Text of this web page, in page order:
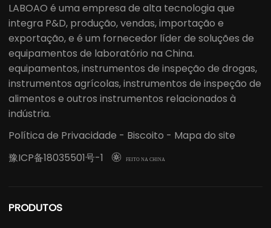
LABOAO é uma empresa de alta tecnologia que
integra P&D, produção, vendas, importação e
exportação, e é um fornecedor líder de soluções de
equipamentos de laboratório na China.
equipamentos, instrumentos de inspeção de drogas,
instrumentos agrícolas, instrumentos de inspeção de
alimentos e outros instrumentos relacionados à
indústria.
Política de Privacidade - Biscoito - Mapa do site
豫ICP备18035501号-1
 FEITO NA CHINA
PRODUTOS